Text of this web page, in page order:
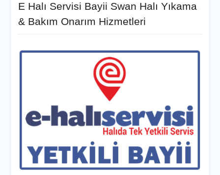
E Halı Servisi Bayii Swan Halı Yıkama
& Bakım Onarım Hizmetleri